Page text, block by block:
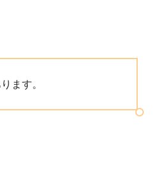
ます。